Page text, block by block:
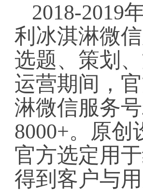
2018-2019
利冰淇淋微
选题、策划
运营期间，
淋微信服务
8000+。原
官方选定用
得到客户与